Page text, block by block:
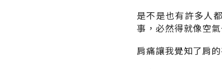
是不是也有許多人
事，必然得就像空
肩痛讓我覺知了肩